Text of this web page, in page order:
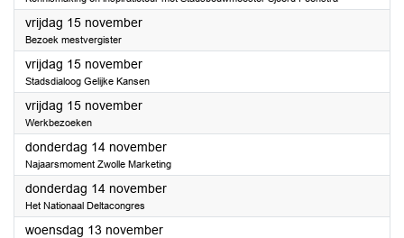
vrijdag 15 november2024
Bezoek mestvergister
vrijdag 15 november2024
Stadsdialoog Gelijke Kansen
vrijdag 15 november2024
Werkbezoeken
donderdag 14 november2024
Najaarsmoment Zwolle Marketing
donderdag 14 november2024
Het Nationaal Deltacongres
woensdag 13 november2024